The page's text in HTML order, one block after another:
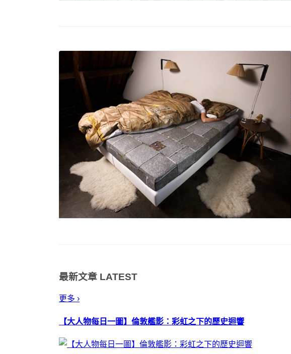
最新文章 LATEST
更多 ›
【大人物每日一圖】倫敦艦影：彩虹之下的歷史迴響